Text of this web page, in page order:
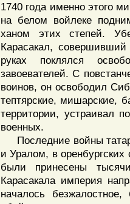
1740 года именно этого
на белом войлеке
ханом этих степей.
Карасакал,
руках поклялся
завоевателей. С
воинов, он освободил
тептярские, мишарские,
территории, устраивал
военных.
Последние войны
и Уралом, в
были принесены
Карасакала империя
началось